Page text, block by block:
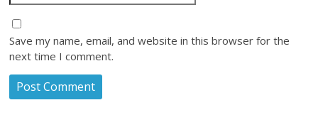
Save my name, email, and website in this browser for the
next time I comment.